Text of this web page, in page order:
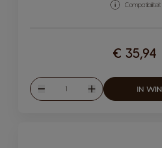
Compatibiliteit
€ 35,94
Verlagen
Hoeveelheid
Verhogen
IN